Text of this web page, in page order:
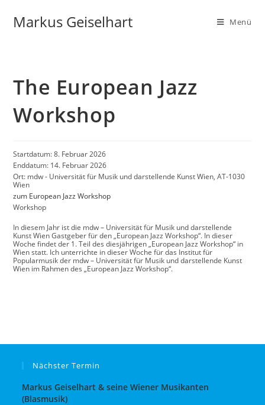
Markus Geiselhart Menü
The European Jazz
Workshop
Startdatum:8. Februar 2026
Enddatum: 14. Februar 2026
Ort: mdw - Universität für Musik und darstellende Kunst Wien, AT-1030
Wien
zum European Jazz Workshop
Workshop
In diesem Jahr ist die mdw – Universität für Musik und darstellende
Kunst Wien Gastgeber für den „European Jazz Workshop“. In dieser
Woche findet der 1. Teil des diesjährigen „European Jazz Workshop“ in
Wien statt. Ich unterrichte in dieser Woche für das Institut für
Popularmusik der mdw – Universität für Musik und darstellende Kunst
Wien im Rahmen des „European Jazz Workshop“.
Nächster Termin
Markus Geiselhart & seine Wiener Musikanten
(Blasmusik)